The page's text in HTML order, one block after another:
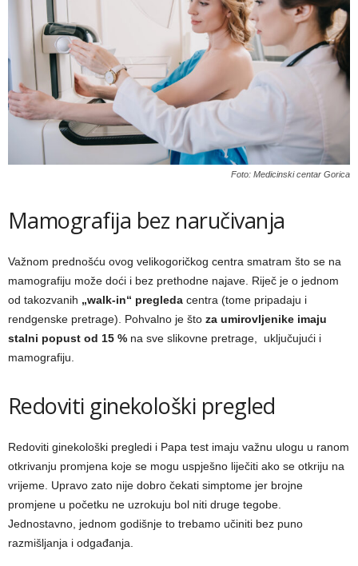
Foto: Medicinski centar Gorica
Mamografija bez naručivanja
Važnom prednošću ovog velikogoričkog centra smatram što se na
mamografiju može doći i bez prethodne najave. Riječ je o jednom
od takozvanih „walk-in“ pregleda centra (tome pripadaju i
rendgenske pretrage). Pohvalno je što za umirovljenike imaju
stalni popust od 15 % na sve slikovne pretrage, uključujući i
mamografiju.
Redoviti ginekološki pregled
Redoviti ginekološki pregledi i Papa test imaju važnu ulogu u ranom
otkrivanju promjena koje se mogu uspješno liječiti ako se otkriju na
vrijeme. Upravo zato nije dobro čekati simptome jer brojne
promjene u početku ne uzrokuju bol niti druge tegobe.
Jednostavno, jednom godišnje to trebamo učiniti bez puno
razmišljanja i odgađanja.